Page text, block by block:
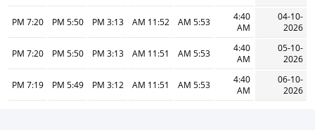
04-10-
2026
4:40
AM
5:53 AM
11:52 AM
3:13 PM
5:50 PM
7:20 PM
05-10-
2026
4:40
AM
5:53 AM
11:51 AM
3:13 PM
5:50 PM
7:20 PM
06-10-
2026
4:40
AM
5:53 AM
11:51 AM
3:12 PM
5:49 PM
7:19 PM